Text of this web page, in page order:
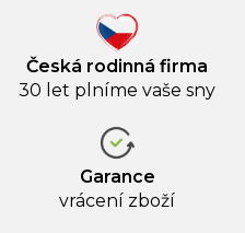
Česká rodinná firma
30 let plníme vaše sny
Garance
vrácení zboží